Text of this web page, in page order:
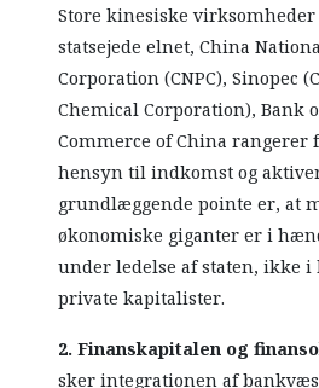
Store kinesiske virksomheder
statsejede elnet, China
Corporation (CNPC), Sinopec
Chemical Corporation), Bank
Commerce of China rangerer
hensyn til indkomst og
grundlæggende pointe er, at
økonomiske giganter er i
under ledelse af staten, ikke
private kapitalister.
2. Finanskapitalen og
sker integrationen af